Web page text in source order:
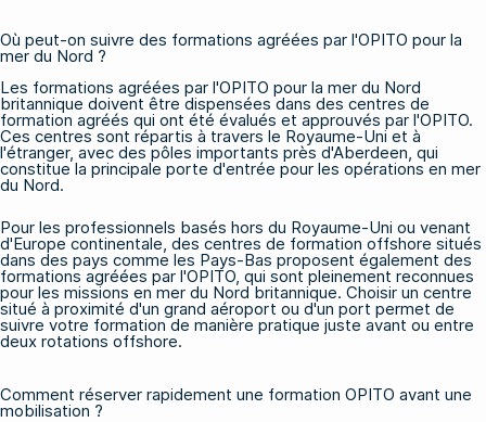
Où peut-on suivre des formations agréées par l'OPITO pour la
mer du Nord ?
Les formations agréées par l'OPITO pour la mer du Nord
britannique doivent être dispensées dans des centres de
formation agréés qui ont été évalués et approuvés par l'OPITO.
Ces centres sont répartis à travers le Royaume-Uni et à
l'étranger, avec des pôles importants près d'Aberdeen, qui
constitue la principale porte d'entrée pour les opérations en mer
du Nord.
Pour les professionnels basés hors du Royaume-Uni ou venant
d'Europe continentale, des centres de formation offshore situés
dans des pays comme les Pays-Bas proposent également des
formations agréées par l'OPITO, qui sont pleinement reconnues
pour les missions en mer du Nord britannique. Choisir un centre
situé à proximité d'un grand aéroport ou d'un port permet de
suivre votre formation de manière pratique juste avant ou entre
deux rotations offshore.
Comment réserver rapidement une formation OPITO avant une
mobilisation ?